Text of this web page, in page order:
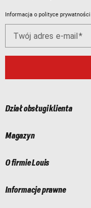
Informacja o polityce prywatności
Twój adres e-mail
Dział obsługi klienta
Magazyn
O firmie Louis
Informacje prawne